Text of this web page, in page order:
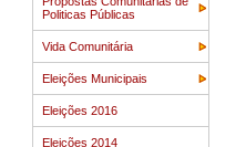
Politicas Públicas
Vida Comunitária
Eleições Municipais
Eleições 2016
Eleições 2014